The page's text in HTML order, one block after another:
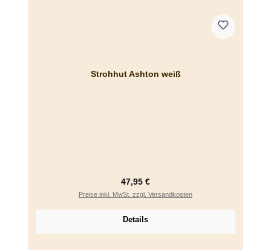
Strohhut Ashton weiß
Regulärer Preis:
47,95 €
Preise inkl. MwSt. zzgl. Versandkosten
Details